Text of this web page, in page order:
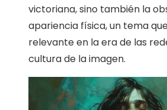
victoriana, sino también la
apariencia física, un tema
relevante en la era de las
cultura de la imagen.